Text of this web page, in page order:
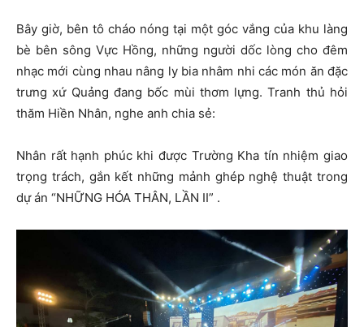
Bây giờ, bên tô cháo nóng tại một góc vắng của khu làng
bè bên sông Vực Hồng, những người dốc lòng cho đêm
nhạc mới cùng nhau nâng ly bia nhâm nhi các món ăn đặc
trưng xứ Quảng đang bốc mùi thơm lựng. Tranh thủ hỏi
thăm Hiền Nhân, nghe anh chia sẻ:
Nhân rất hạnh phúc khi được Trường Kha tín nhiệm giao
trọng trách, gắn kết những mảnh ghép nghệ thuật trong
dự án “NHỮNG HÓA THÂN, LẦN II” .